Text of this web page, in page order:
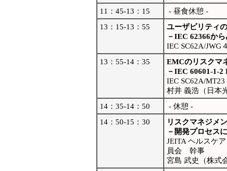
11：45-13：15
- 昼食休憩 -
13：15-13：55
ユーザビリティ
－IEC 62366か
IEC SC62A/
13：55-14：35
EMCのリスクマ
－IEC 60601-1-
IEC SC62A/
村井 義浩（日本
14：35-14：50
- 休憩 -
14：50-15：30
リスクマネジメ
－開発プロセス
JEITA ヘルスケ
員会 幹事
宮島 武史（株式